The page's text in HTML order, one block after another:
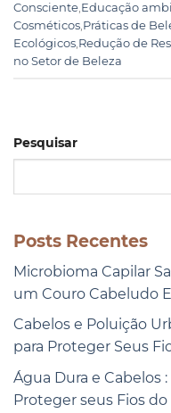
Pesquisar
Posts Recentes
Microbioma Capilar
um Couro Cabeludo
Cabelos e Poluição
para Proteger Seus
Água Dura e Cabelos
Proteger seus Fios
Consciente,Educação
Cosméticos,Práticas de
Ecológicos,Redução de
no Setor de Beleza